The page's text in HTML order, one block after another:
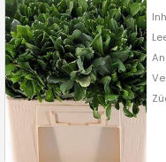
Ve
bitte anmelden